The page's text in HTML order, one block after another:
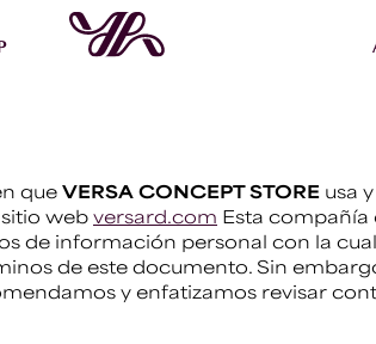
que VERSA CONCEPT STORE usa
web versard.com Esta
de información personal con la
de este documento. Sin
y enfatizamos revisar